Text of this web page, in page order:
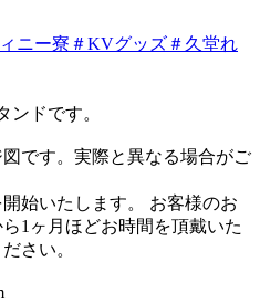
ニー寮 ＃KVグッズ＃ 久堂れ
ンドです。
です。実際と異なる場合がご
始いたします。 お客様のお
1ヶ月ほどお時間を頂戴いた
さい。